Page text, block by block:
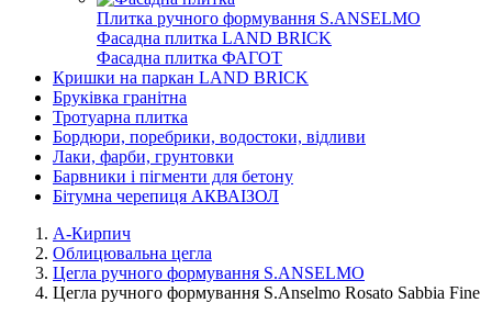
Плитка ручного формування S.ANSELMO
Фасадна плитка LAND BRICK
Фасадна плитка ФАГОТ
Кришки на паркан LAND BRICK
Бруківка гранітна
Тротуарна плитка
Бордюри, поребрики, водостоки, відливи
Лаки, фарби, грунтовки
Барвники і пігменти для бетону
Бітумна черепиця АКВАІЗОЛ
А-Кирпич
Облицювальна цегла
Цегла ручного формування S.ANSELMO
Цегла ручного формування S.Anselmo Rosato Sabbia Fine